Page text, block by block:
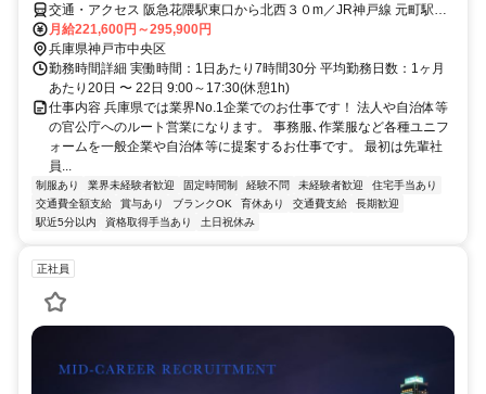
交通・アクセス 阪急花隈駅東口から北西３０m／JR神戸線 元町駅か
ら徒歩10分
月給221,600円～295,900円
兵庫県神戸市中央区
勤務時間詳細 実働時間：1日あたり7時間30分 平均勤務日数：1ヶ月
あたり20日 〜 22日 9:00～17:30(休憩1h)
仕事内容 兵庫県では業界No.1企業でのお仕事です！ 法人や自治体等
の官公庁へのルート営業になります。 事務服､作業服など各種ユニフ
ォームを一般企業や自治体等に提案するお仕事です。 最初は先輩社
員...
制服あり 業界未経験者歓迎 固定時間制 経験不問 未経験者歓迎
住宅手当あり
交通費全額支給
賞与あり ブランクOK 育休あり 交通費支給
長期歓迎
駅近5分以内
資格取得手当あり 土日祝休み
正社員